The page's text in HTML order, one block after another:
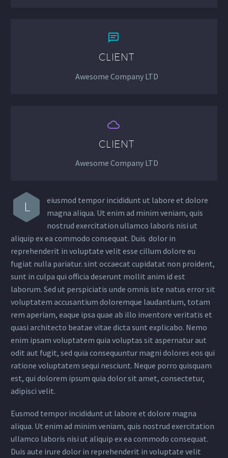


CLIENT
Awesome Company LTD


CLIENT
Awesome Company LTD
L
eiusmod tempor incididunt ut labore et dolore
magna aliqua. Ut enim ad minim veniam, quis
nostrud exercitation ullamco laboris nisi ut
aliquip ex ea commodo consequat. Duis dolor in
reprehenderit in voluptate velit esse cillum dolore eu
fugiat nulla pariatur. sint occaecat cupidatat non proident,
sunt in culpa qui officia deserunt mollit anim id est
laborum. Sed ut perspiciatis unde omnis iste natus error sit
voluptatem accusantium doloremque laudantium, totam
rem aperiam, eaque ipsa quae ab illo inventore veritatis et
quasi architecto beatae vitae dicta sunt explicabo. Nemo
enim ipsam voluptatem quia voluptas sit aspernatur aut
odit aut fugit, sed quia consequuntur magni dolores eos qui
ratione voluptatem sequi nesciunt. Neque porro quisquam
est, qui dolorem ipsum quia dolor sit amet, consectetur,
adipisci velit.
Eusmod tempor incididunt ut labore et dolore magna
aliqua. Ut enim ad minim veniam, quis nostrud exercitation
ullamco laboris nisi ut aliquip ex ea commodo consequat.
Duis aute irure dolor in reprehenderit in voluptate velit